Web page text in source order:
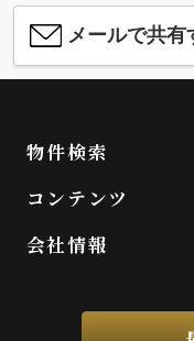
メールで共有
物件検索
コンテンツ
会社情報